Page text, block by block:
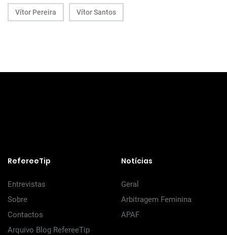
Vítor Pereira Vítor Santos
RefereeTip
Entrevistas
Sobre
Contactos
Arquivo Blog RefereeTip
Notícias
Geral
Arbitragem Feminina
APAF